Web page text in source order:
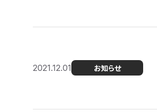
2021.12.01 お知らせ